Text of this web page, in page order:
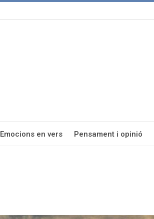
Emocions en vers Pensament i opinió